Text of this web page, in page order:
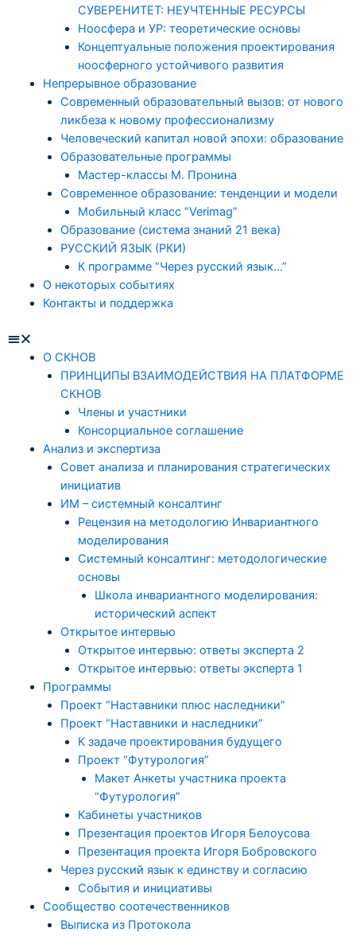
СУВЕРЕНИТЕТ: НЕУЧТЕННЫЕ РЕСУРСЫ
Ноосфера и УР: теоретические основы
Концептуальные положения проектирования
ноосферного устойчивого развития
Непрерывное образование
Современный образовательный вызов: от нового
ликбеза к новому профессионализму
Человеческий капитал новой эпохи: образование
Образовательные программы
Мастер-классы М. Пронина
Современное образование: тенденции и модели
Мобильный класс “Verimag”
Образование (система знаний 21 века)
РУССКИЙ ЯЗЫК (РКИ)
К программе “Через русский язык…”
О некоторых событиях
Контакты и поддержка
О СКНОВ
ПРИНЦИПЫ ВЗАИМОДЕЙСТВИЯ НА ПЛАТФОРМЕ
СКНОВ
Члены и участники
Консорциальное соглашение
Анализ и экспертиза
Совет анализа и планирования стратегических
инициатив
ИМ – системный консалтинг
Рецензия на методологию Инвариантного
моделирования
Системный консалтинг: методологические
основы
Школа инвариантного моделирования:
исторический аспект
Открытое интервью
Открытое интервью: ответы эксперта 2
Открытое интервью: ответы эксперта 1
Программы
Проект “Наставники плюс наследники”
Проект “Наставники и наследники”
К задаче проектирования будущего
Проект “Футурология”
Макет Анкеты участника проекта
“Футурология”
Кабинеты участников
Презентация проектов Игоря Белоусова
Презентация проекта Игоря Бобровского
Через русский язык к единству и согласию
События и инициативы
Сообщество соотечественников
Выписка из Протокола